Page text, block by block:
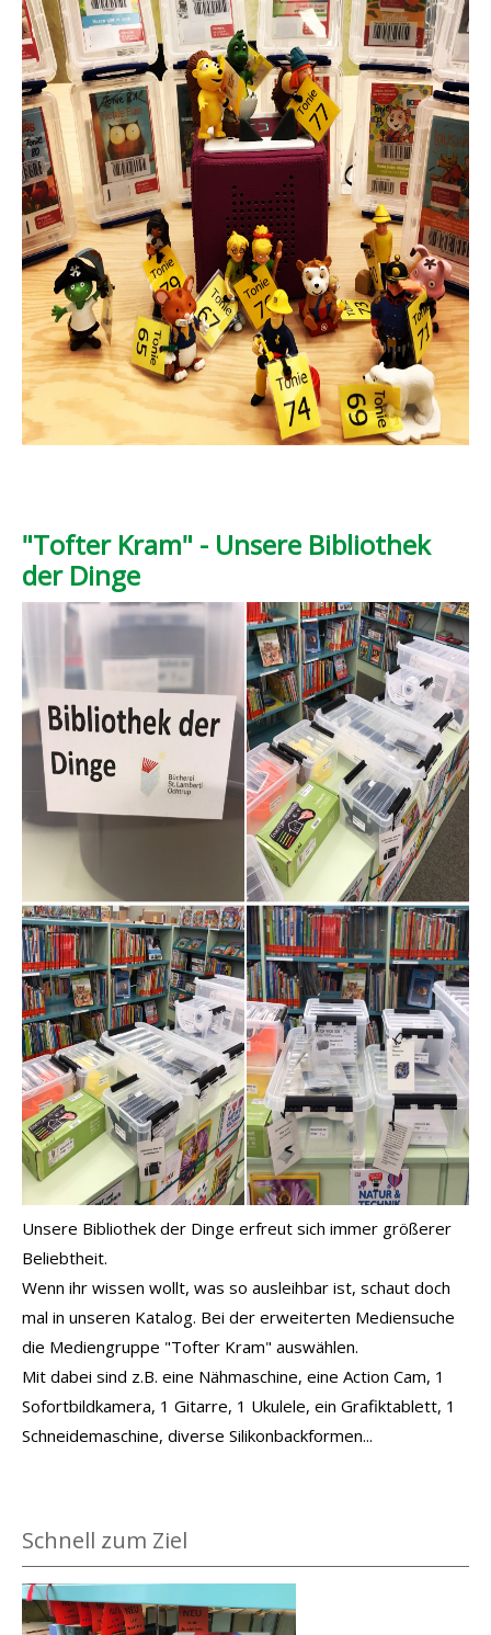
"Tofter Kram" - Unsere Bibliothek
der Dinge
Unsere Bibliothek der Dinge erfreut sich immer größerer
Beliebtheit.
Wenn ihr wissen wollt, was so ausleihbar ist, schaut doch
mal in unseren Katalog. Bei der erweiterten Mediensuche
die Mediengruppe "Tofter Kram" auswählen.
Mit dabei sind z.B. eine Nähmaschine, eine Action Cam, 1
Sofortbildkamera, 1 Gitarre, 1 Ukulele, ein Grafiktablett, 1
Schneidemaschine, diverse Silikonbackformen...
Schnell zum Ziel